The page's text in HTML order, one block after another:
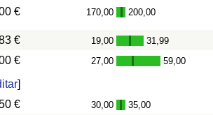
€ 170,00 - 200,00
€ 19,00 - 31,99
€ 27,00 - 59,00
]
€ 30,00 - 35,00